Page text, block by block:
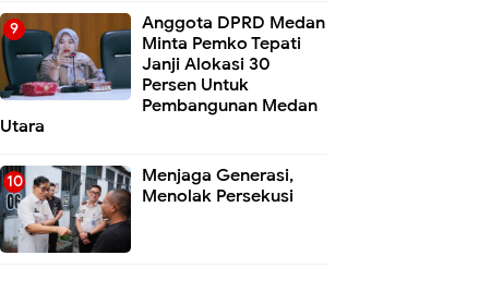
Anggota DPRD Medan
Minta Pemko Tepati
Janji Alokasi 30
Persen Untuk
Pembangunan Medan
Utara
Menjaga Generasi,
Menolak Persekusi